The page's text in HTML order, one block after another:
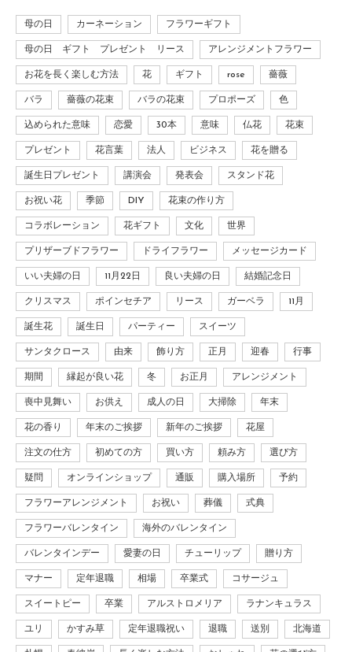
母の日 カーネーション フラワーギフト
母の日 ギフト プレゼント リース アレンジメントフラワー
お花を長く楽しむ方法 花 ギフト rose 薔薇
バラ 薔薇の花束 バラの花束 プロポーズ 色
込められた意味 恋愛 30本 意味 仏花 花束
プレゼント 花言葉 法人 ビジネス 花を贈る
誕生日プレゼント 講演会 発表会 スタンド花
お祝い花 季節 DIY 花束の作り方
コラボレーション 花ギフト 文化 世界
プリザーブドフラワー ドライフラワー メッセージカード
いい夫婦の日 11月22日 良い夫婦の日 結婚記念日
クリスマス ポインセチア リース ガーベラ 11月
誕生花 誕生日 パーティー スイーツ
サンタクロース 由来 飾り方 正月 迎春 行事
期間 縁起が良い花 冬 お正月 アレンジメント
喪中見舞い お供え 成人の日 大掃除 年末
花の香り 年末のご挨拶 新年のご挨拶 花屋
注文の仕方 初めての方 買い方 頼み方 選び方
疑問 オンラインショップ 通販 購入場所 予約
フラワーアレンジメント お祝い 葬儀 式典
フラワーバレンタイン 海外のバレンタイン
バレンタインデー 愛妻の日 チューリップ 贈り方
マナー 定年退職 相場 卒業式 コサージュ
スイートピー 卒業 アルストロメリア ラナンキュラス
ユリ かすみ草 定年退職祝い 退職 送別 北海道